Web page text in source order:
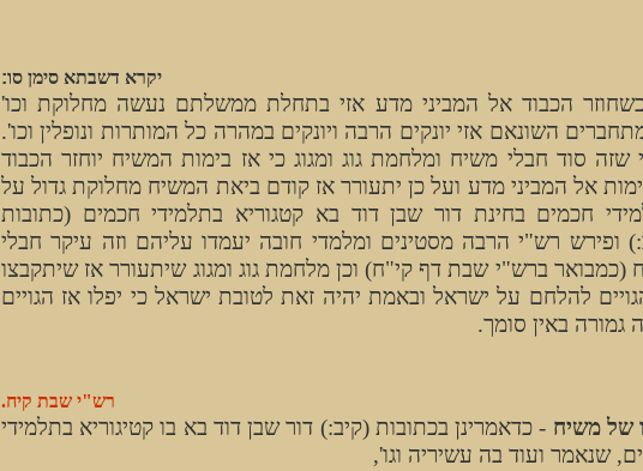
יקרא דשבתא סימן סו:
הכבוד אל המביני מדע אזי בתחלת ממשלתם נעשה מחלוקת וכו'
השונאם אזי יונקים הרבה ויונקים במהרה כל המותרות ונופלין וכו'.
שזה סוד חבלי משיח ומלחמת גוג ומגוג כי אז בימות המשיח יוחזר הכבוד
אל המביני מדע ועל כן יתעורר אז קודם ביאת המשיח מחלוקת גדול על
חכמים בחינת דור שבן דוד בא קטגוריא בתלמידי חכמים (כתובות
ופירש רש"י הרבה מסטינים ומלמדי חובה יעמדו עליהם וזה עיקר חבלי
(כמבואר ברש"י שבת דף קי"ח) וכן מלחמת גוג ומגוג שיתעורר אז שיתקבצו
להלחם על ישראל ובאמת יהיה זאת לטובת ישראל כי יפלו אז הגויים
גמורה באין סומך.
רש"י שבת קיח.
של משיח - כדאמרינן בכתובות (קיב:) דור שבן דוד בא בו קטיגוריא בתלמידי
שנאמר ועוד בה עשיריה וגו',